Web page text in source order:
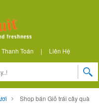
Thanh Toán | Liên Hệ
Shop bán Giỏ trái cây quà